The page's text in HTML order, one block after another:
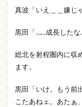
真波「いえ＿＿嫌じ
黒田「……成長したな
総北を射程圏内に収
ます。
黒田「いけ。もう前
こたあねェ。あたぁ